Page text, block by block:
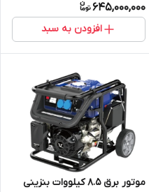
645,000,000
افزودن به سبد
موتور برق 8.5 کیلووات بنزینی